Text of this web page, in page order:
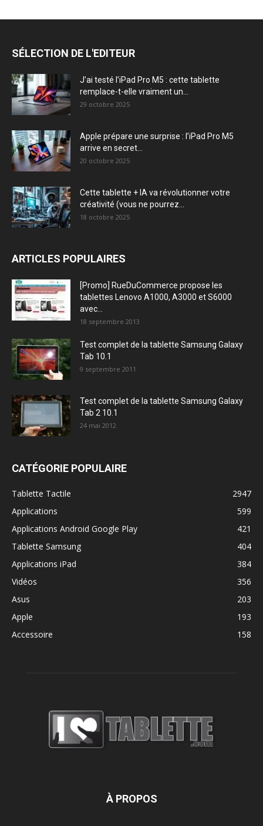
SÉLECTION DE L'EDITEUR
J’ai testé l’iPad Pro M5 : cette tablette
remplace-t-elle vraiment un...
29 octobre 2025
Apple prépare une surprise : l’iPad Pro M5
arrive en secret...
20 octobre 2025
Cette tablette + IA va révolutionner votre
créativité (vous ne pourrez...
18 octobre 2025
ARTICLES POPULAIRES
[Promo] RueDuCommerce propose les
tablettes Lenovo A1000, A3000 et S6000
avec...
18 septembre 2013
Test complet de la tablette Samsung Galaxy
Tab 10.1
9 septembre 2011
Test complet de la tablette Samsung Galaxy
Tab 2 10.1
24 mai 2012
CATÉGORIE POPULAIRE
Tablette Tactile
2947
Applications
599
Applications Android Google Play
421
Tablette Samsung
404
Applications iPad
384
Vidéos
356
Asus
203
Apple
193
Accessoire
158
À PROPOS